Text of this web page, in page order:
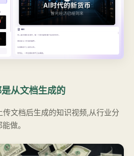
从文档生成的
文档后生成的知识视频,从行业分
做。